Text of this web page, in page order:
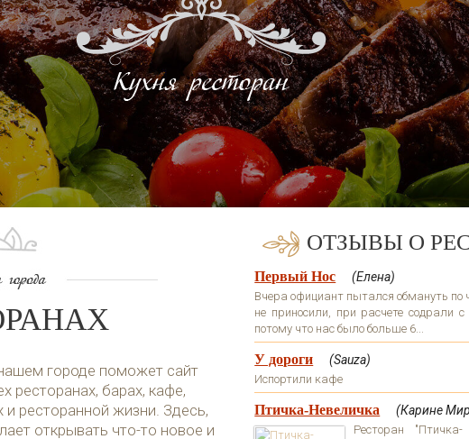
городе поможет сайт
ресторанах, барах, кафе,
и ресторанной жизни. Здесь,
открывать что-то новое и
ОТЗЫВЫ О
Первый Нос (Елена)
Вчера официант пытался обмануть по
не приносили, при расчете содрали
потому что нас было больше 6...
У дороги (Sauza)
Испортили кафе
Птичка-Невеличка (Карине
Ресторан